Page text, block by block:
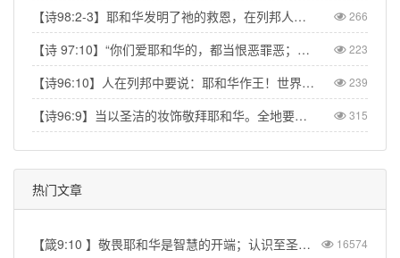
【诗98:2-3】耶和华发明了祂的救恩，在列邦人眼前显出公义。记念祂向以色列家所发的慈爱，所凭的信实。地的四极都看见我们神的救恩。【Psa 98:2】The LORD has made His salvation known and revealed His righteousness to the nations. He has remembered His love and His faithfulness to Israel; all the ends of the earth have seen the salvation of our God. 266
【诗 97:10】“你们爱耶和华的，都当恨恶罪恶；他保护圣民的性命，搭救他们脱离恶人的手。” 【Psa 97:10】Let those who love the LORD hate evil, for he guards the lives of his faithful ones and delivers them from the hand of the wicked. 223
【诗96:10】人在列邦中要说：耶和华作王！世界就坚定，不得动摇；他要按公正审判众民。【Psa 96:10】Say among the nations, “The Lord reigns.” The world is firmly established, it cannot be moved; he will judge the peoples with equity. 239
【诗96:9】当以圣洁的妆饰敬拜耶和华。全地要在他面前战抖。【Psa 96:9】Worship the Lord in the splendor of his holiness; tremble before him, all the earth. 315
热门文章
【箴9:10 】敬畏耶和华是智慧的开端；认识至圣者便是聪明。 16574